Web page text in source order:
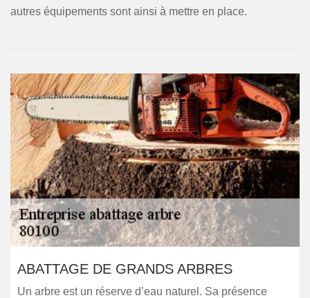
autres équipements sont ainsi à mettre en place.
ABATTAGE DE GRANDS ARBRES
Un arbre est un réserve d’eau naturel. Sa présence